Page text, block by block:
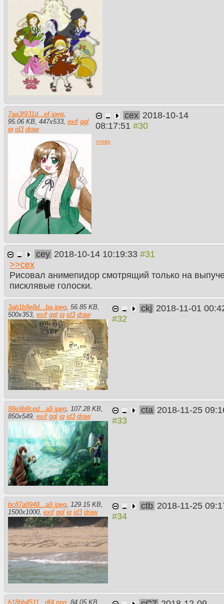
7aa3f931d...ef.jpeg,
95.06 KB, 447x533, exif ggl
iq id3 draw
cex 2018-10-14
08:17:51
>>cey
cey 2018-10-14 10:19:33
>>cex
Рисовал анимепидор смотрящий только на
писклявые голоски.
3ab1b9e8d...ba.jpeg 56.85 KB
500x353 exif ggl iq id3 draw
ckj 2018-11-01
98e9b8ced...a9.jpeg, 107.28 KB,
850x549, exif ggl iq id3 draw
cta 2018-11-25
bc87a0948...a9.jpeg, 129.15 KB,
1500x1000, exif ggl iq id3 draw
ctb 2018-11-25
b18bb4511...df4.png 84.05 KB